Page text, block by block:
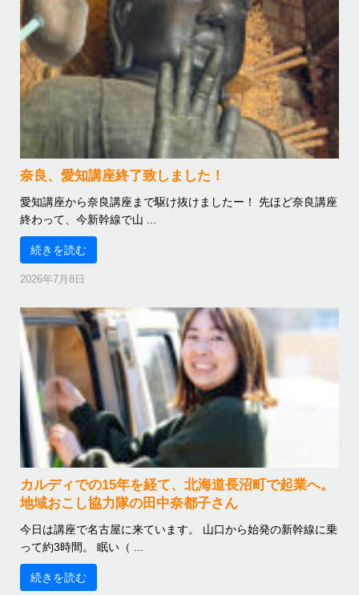
奈良、愛知講座終了致しました！
愛知講座から奈良講座まで駆け抜けましたー！ 先ほど奈良講座
終わって、今新幹線で山 ...
続きを読む
2026年7月8日
カルディでの15年を経て、北海道長沼町で起業へ。
地域おこし協力隊の田中奈都子さん
今日は講座で名古屋に来ています。 山口から始発の新幹線に乗
って約3時間。 眠い（ ...
続きを読む